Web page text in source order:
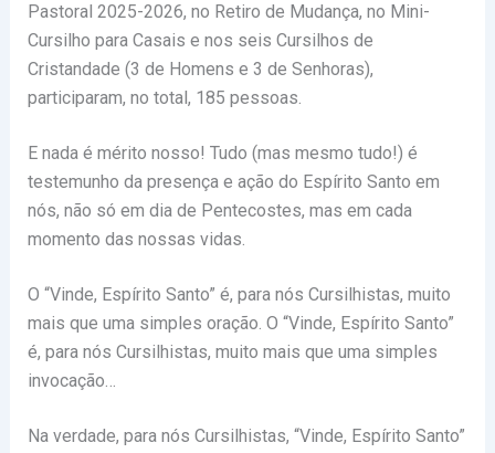
Pastoral 2025-2026, no Retiro de Mudança, no Mini-
Cursilho para Casais e nos seis Cursilhos de
Cristandade (3 de Homens e 3 de Senhoras),
participaram, no total, 185 pessoas.
E nada é mérito nosso! Tudo (mas mesmo tudo!) é
testemunho da presença e ação do Espírito Santo em
nós, não só em dia de Pentecostes, mas em cada
momento das nossas vidas.
O “Vinde, Espírito Santo” é, para nós Cursilhistas, muito
mais que uma simples oração. O “Vinde, Espírito Santo”
é, para nós Cursilhistas, muito mais que uma simples
invocação…
Na verdade, para nós Cursilhistas, “Vinde, Espírito Santo”